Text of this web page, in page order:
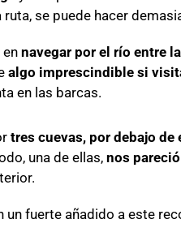
ruta, se puede hacer
navegar por el río entre
algo imprescindible si
en las barcas.
tres cuevas, por debajo de
una de ellas, nos
un fuerte añadido a este